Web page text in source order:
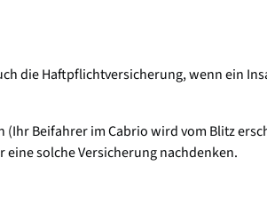
die Haftpflichtversicherung, wenn ein
Beifahrer im Cabrio wird vom Blitz
solche Versicherung nachdenken.